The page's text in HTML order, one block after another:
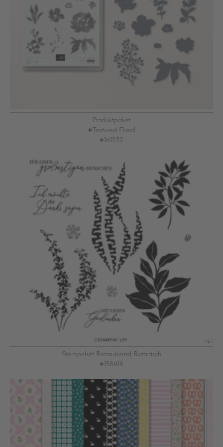
Produktpaket
#Textured Floral
#161232
Stempelset Bezaubernd Botanisch
#158918